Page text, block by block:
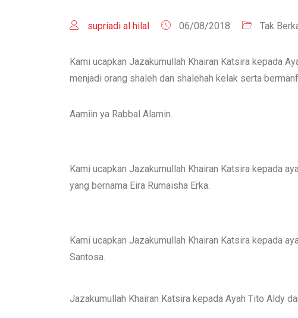
supriadi al hilal 06/08/2018 Tak
Kami ucapkan Jazakumullah Khairan Katsira kepada
menjadi orang shaleh dan shalehah kelak serta
Aamiin ya Rabbal Alamin.
Kami ucapkan Jazakumullah Khairan Katsira kepada
yang bernama Eira Rumaisha Erka.
Kami ucapkan Jazakumullah Khairan Katsira kepada
Santosa.
Jazakumullah Khairan Katsira kepada Ayah Tito Aldy